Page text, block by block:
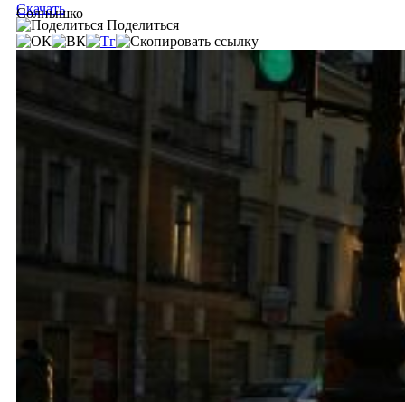
Солнышко
Скачать
Поделиться